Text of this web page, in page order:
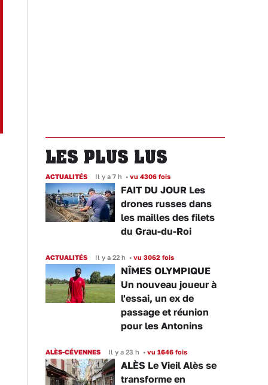
LES PLUS LUS
ACTUALITÉS Il y a 7 h • vu 4306 fois
FAIT DU JOUR Les
drones russes dans
les mailles des filets
du Grau-du-Roi
ACTUALITÉS Il y a 22 h • vu 3062 fois
NÎMES OLYMPIQUE
Un nouveau joueur à
l'essai, un ex de
passage et réunion
pour les Antonins
ALÈS-CÉVENNES Il y a 23 h • vu 1646 fois
ALÈS Le Vieil Alès se
transforme en